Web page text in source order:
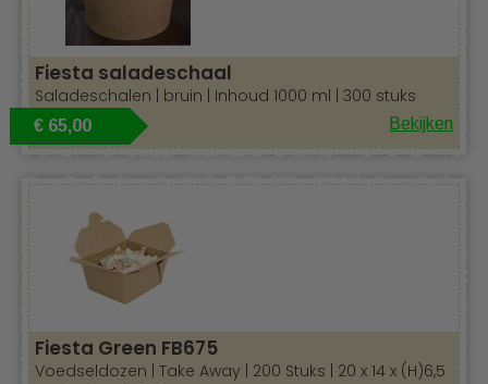
Fiesta saladeschaal
Saladeschalen | bruin | Inhoud 1000 ml | 300 stuks
€ 65,00 Bekijken
Fiesta Green FB675
Voedseldozen | Take Away | 200 Stuks | 20 x 14 x (H)6,5